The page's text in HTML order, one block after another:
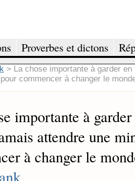
Proverbes et dictons
> La chose importante à garder
commencer à changer le
importante à
attendre une
à changer le